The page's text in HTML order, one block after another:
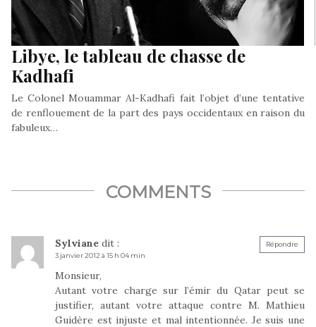
Libye, le tableau de chasse de
Kadhafi
Le Colonel Mouammar Al-Kadhafi fait l’objet d’une tentative
de renflouement de la part des pays occidentaux en raison du
fabuleux…
COMMENTS
Sylviane dit :
3 janvier 2012 à 15 h 04 min
Monsieur,
Autant votre charge sur l’émir du Qatar peut se
justifier, autant votre attaque contre M. Mathieu
Guidère est injuste et mal intentionnée. Je suis une
Répondre